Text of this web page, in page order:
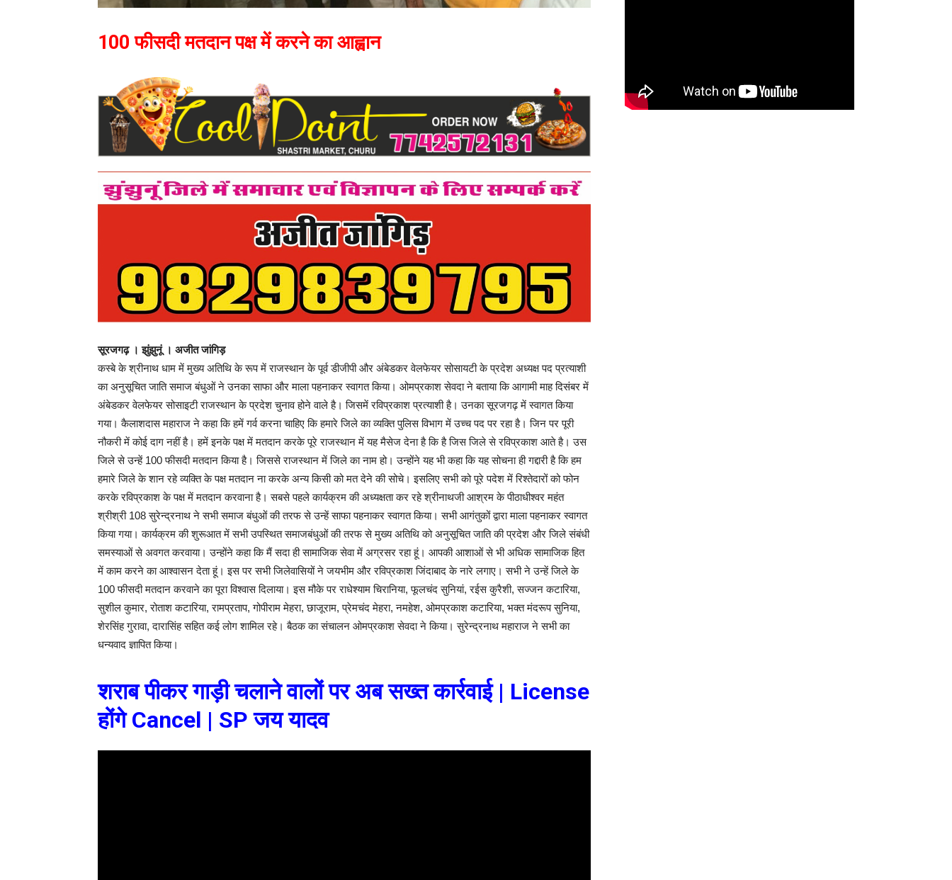
100 फीसदी मतदान पक्ष में करने का आह्वान
सूरजगढ़ । झुंझुनूं । अजीत जांगिड़
कस्बे के श्रीनाथ धाम में मुख्य अतिथि के रूप में राजस्थान के पूर्व डीजीपी और अंबेडकर वेलफेयर सोसायटी के प्रदेश अध्यक्ष पद प्रत्याशी
का अनुसूचित जाति समाज बंधुओं ने उनका साफा और माला पहनाकर स्वागत किया। ओमप्रकाश सेवदा ने बताया कि आगामी माह दिसंबर में
अंबेडकर वेलफेयर सोसाइटी राजस्थान के प्रदेश चुनाव होने वाले है। जिसमें रविप्रकाश प्रत्याशी है। उनका सूरजगढ़ में स्वागत किया
गया। कैलाशदास महाराज ने कहा कि हमें गर्व करना चाहिए कि हमारे जिले का व्यक्ति पुलिस विभाग में उच्च पद पर रहा है। जिन पर पूरी
नौकरी में कोई दाग नहीं है। हमें इनके पक्ष में मतदान करके पूरे राजस्थान में यह मैसेज देना है कि है जिस जिले से रविप्रकाश आते है। उस
जिले से उन्हें 100 फीसदी मतदान किया है। जिससे राजस्थान में जिले का नाम हो। उन्होंने यह भी कहा कि यह सोचना ही गद्दारी है कि हम
हमारे जिले के शान रहे व्यक्ति के पक्ष मतदान ना करके अन्य किसी को मत देने की सोचे। इसलिए सभी को पूरे पदेश में रिश्तेदारों को फोन
करके रविप्रकाश के पक्ष में मतदान करवाना है। सबसे पहले कार्यक्रम की अध्यक्षता कर रहे श्रीनाथजी आश्रम के पीठाधीश्वर महंत
श्रीश्री 108 सुरेन्द्रनाथ ने सभी समाज बंधुओं की तरफ से उन्हें साफा पहनाकर स्वागत किया। सभी आगंतुकों द्वारा माला पहनाकर स्वागत
किया गया। कार्यक्रम की शुरूआत में सभी उपस्थित समाजबंधुओं की तरफ से मुख्य अतिथि को अनुसूचित जाति की प्रदेश और जिले संबंधी
समस्याओं से अवगत करवाया। उन्होंने कहा कि मैं सदा ही सामाजिक सेवा में अग्रसर रहा हूं। आपकी आशाओं से भी अधिक सामाजिक हित
में काम करने का आश्वासन देता हूं। इस पर सभी जिलेवासियों ने जयभीम और रविप्रकाश जिंदाबाद के नारे लगाए। सभी ने उन्हें जिले के
100 फीसदी मतदान करवाने का पूरा विश्वास दिलाया। इस मौके पर राधेश्याम चिरानिया, फूलचंद सुनियां, रईस कुरैशी, सज्जन कटारिया,
सुशील कुमार, रोताश कटारिया, रामप्रताप, गोपीराम मेहरा, छाजूराम, प्रेमचंद मेहरा, नमहेश, ओमप्रकाश कटारिया, भक्त मंदरूप सुनिया,
शेरसिंह गुरावा, दारासिंह सहित कई लोग शामिल रहे। बैठक का संचालन ओमप्रकाश सेवदा ने किया। सुरेन्द्रनाथ महाराज ने सभी का
धन्यवाद ज्ञापित किया।
शराब पीकर गाड़ी चलाने वालों पर अब सख्त कार्रवाई | License
होंगे Cancel | SP जय यादव